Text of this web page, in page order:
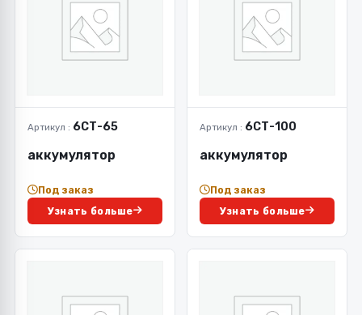
Артикул : 6СТ-65
аккумулятор
Под заказ
Узнать больше
Артикул : 6СТ-100
аккумулятор
Под заказ
Узнать больше